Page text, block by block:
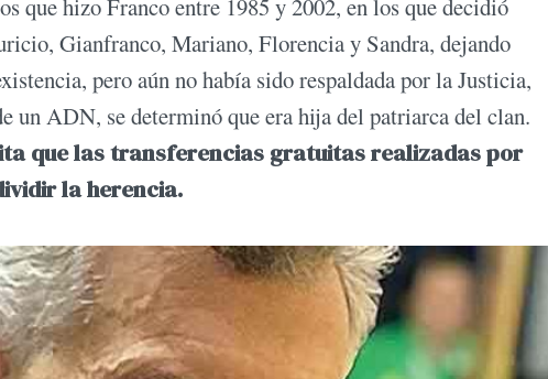
que hizo Franco entre 1985 y 2002, en los que decidió
Gianfranco, Mariano, Florencia y Sandra, dejando
pero aún no había sido respaldada por la Justicia,
un ADN, se determinó que era hija del patriarca del clan.
que las transferencias gratuitas realizadas por
la herencia.